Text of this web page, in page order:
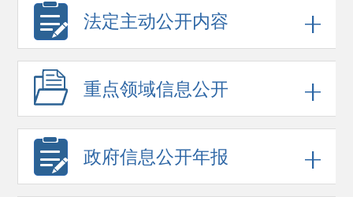
法定主动公开内容
重点领域信息公开
政府信息公开年报